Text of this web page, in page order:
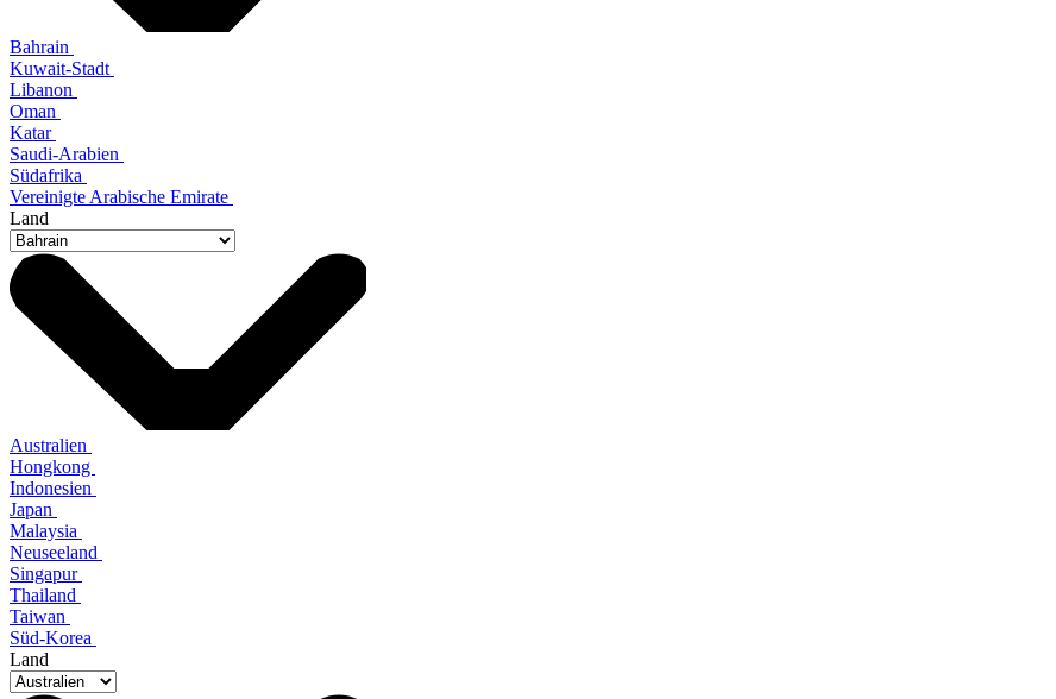
Bahrain
Kuwait-Stadt
Libanon
Oman
Katar
Saudi-Arabien
Südafrika
Vereinigte Arabische Emirate
Land
Australien
Hongkong
Indonesien
Japan
Malaysia
Neuseeland
Singapur
Thailand
Taiwan
Süd-Korea
Land